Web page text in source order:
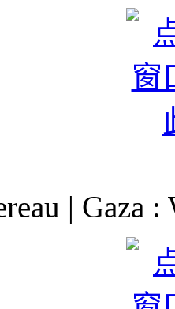
| Gaza